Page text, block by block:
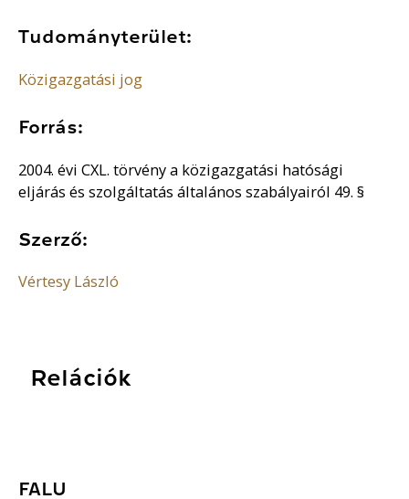
Tudományterület:
Közigazgatási jog
Forrás:
2004. évi CXL. törvény a közigazgatási hatósági
eljárás és szolgáltatás általános szabályairól 49. §
Szerző:
Vértesy László
Relációk
FALU